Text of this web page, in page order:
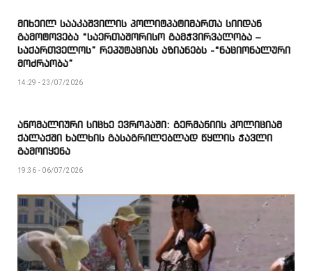
მიხეილ სააკაშვილის პოლიტპატიმართა სიიდან
გამოტოვება “საერთაშორისო გამჭვირვალობა –
საქართველოს” რეპუტაციას აზიანებს -“ნაციონალური
მოძრაობა”
14:29 - 23/07/2026
ანომალიური სიცხე ევროპაში: გერმანიის პოლიციამ
ქალაქში ხალხის გასაგრილებლად წყლის ჭავლი
გამოიყენა
19:36 - 06/07/2026